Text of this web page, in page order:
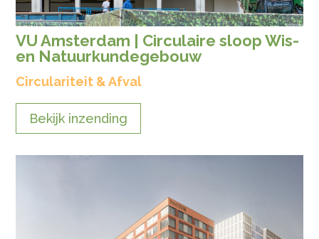
VU Amsterdam | Circulaire sloop Wis-
en Natuurkundegebouw
Circulariteit & Afval
Bekijk inzending